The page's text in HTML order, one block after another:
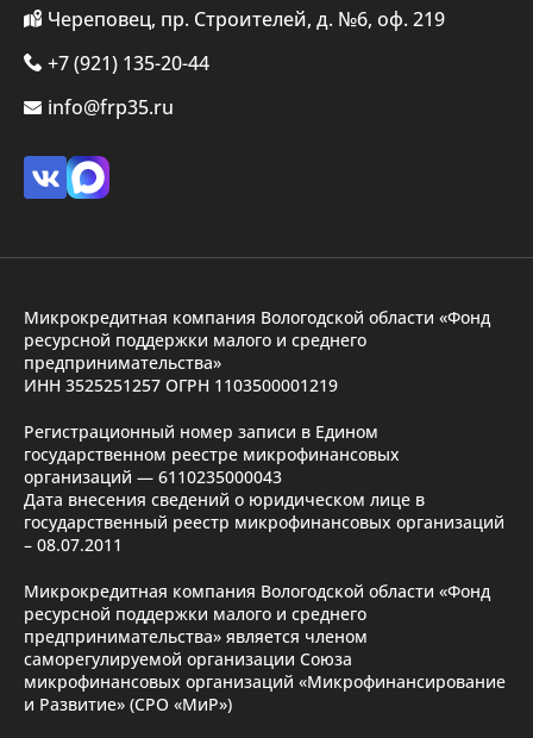
Череповец, пр. Строителей, д. №6, оф. 219
+7 (921) 135-20-44
info@frp35.ru
Микрокредитная компания Вологодской области «Фонд
ресурсной поддержки малого и среднего
предпринимательства»
ИНН 3525251257 ОГРН 1103500001219
Регистрационный номер записи в Едином
государственном реестре микрофинансовых
организаций — 6110235000043
Дата внесения сведений о юридическом лице в
государственный реестр микрофинансовых организаций
– 08.07.2011
Микрокредитная компания Вологодской области «Фонд
ресурсной поддержки малого и среднего
предпринимательства» является членом
саморегулируемой организации Союза
микрофинансовых организаций «Микрофинансирование
и Развитие» (СРО «МиР»)